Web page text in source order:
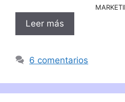
Leer más
6 comentarios